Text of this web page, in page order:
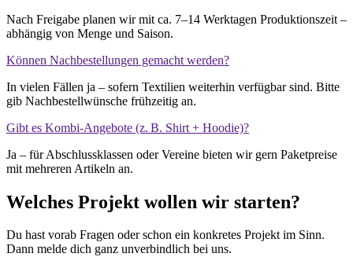
Nach Freigabe planen wir mit ca. 7–14 Werktagen Produktionszeit –
abhängig von Menge und Saison.
Können Nachbestellungen gemacht werden?
In vielen Fällen ja – sofern Textilien weiterhin verfügbar sind. Bitte
gib Nachbestellwünsche frühzeitig an.
Gibt es Kombi-Angebote (z. B. Shirt + Hoodie)?
Ja – für Abschlussklassen oder Vereine bieten wir gern Paketpreise
mit mehreren Artikeln an.
Welches Projekt wollen wir starten?
Du hast vorab Fragen oder schon ein konkretes Projekt im Sinn.
Dann melde dich ganz unverbindlich bei uns.